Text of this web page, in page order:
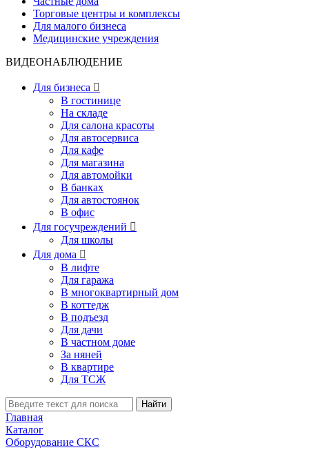
Торговые центры и комплексы
Для малого бизнеса
Медицинские учреждения
ВИДЕОНАБЛЮДЕНИЕ
Для бизнеса 
В гостинице
На складе
Для салона красоты
Для автосервиса
Для кафе
Для магазина
Для автомойки
В банках
Для автостоянок
В офис
Для госучреждений 
Для школы
Для дома 
В лифте
Для гаража
В многоквартирный дом
В коттедж
В подъезд
Для дачи
В частном доме
За няней
В квартире
Для ТСЖ
Найти
Главная
Каталог
Оборудование СКС